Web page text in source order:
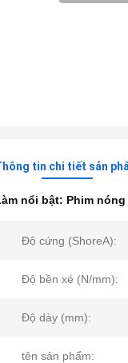
tin chi tiết sản
nổi bật: Phim
Độ cứng (ShoreA):
Độ bền xé (N/mm):
Độ dày (mm):
tên sản phẩm: